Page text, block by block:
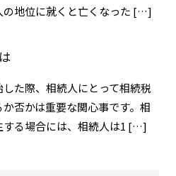
の地位に就くと亡くなった […]
た際、相続人にとって相続税
否かは重要な関心事です。相
する場合には、相続人は1 […]